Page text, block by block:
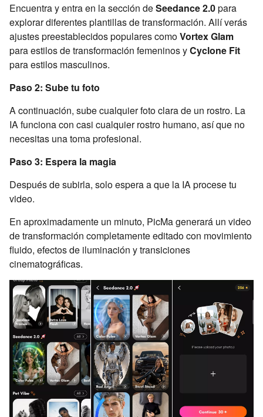
Encuentra y entra en la sección deSeedance 2.0para
explorar diferentes plantillas de transformación. Allí verás
ajustes preestablecidos populares comoVortex Glam
para estilos de transformación femeninos yCyclone Fit
para estilos masculinos.
Paso 2: Sube tu foto
A continuación, sube cualquier foto clara de un rostro. La
IA funciona con casi cualquier rostro humano, así que no
necesitas una toma profesional.
Paso 3: Espera la magia
Después de subirla, solo espera a que la IA procese tu
video.
En aproximadamente un minuto, PicMa generará un video
de transformación completamente editado con movimiento
fluido, efectos de iluminación y transiciones
cinematográficas.